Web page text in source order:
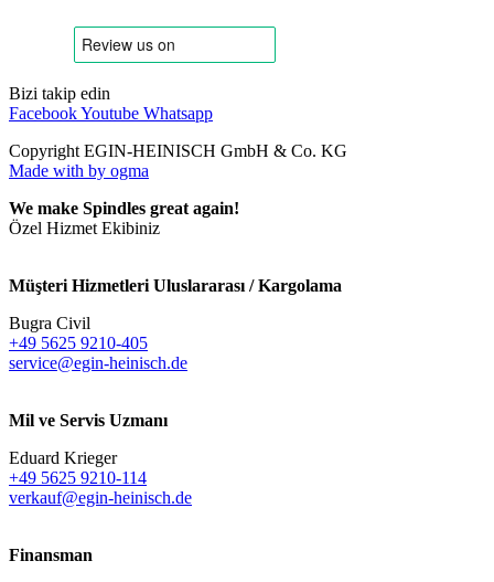
Bizi takip edin
FacebookYoutube Whatsapp
Copyright EGIN-HEINISCH GmbH & Co. KG
Made with by ogma
We make Spindles great again!
Özel Hizmet Ekibiniz
Müşteri Hizmetleri Uluslararası / Kargolama
Bugra Civil
+49 5625 9210-405
service@egin-heinisch.de
Mil ve Servis Uzmanı
Eduard Krieger
+49 5625 9210-114
verkauf@egin-heinisch.de
Finansman